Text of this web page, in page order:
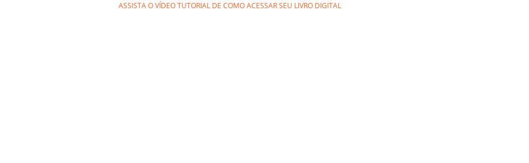
ASSISTA O VÍDEO TUTORIAL DE COMO ACESSAR SEU LIVRO DIGITAL